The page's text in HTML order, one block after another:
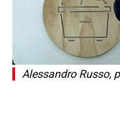
Alessandro Russo,